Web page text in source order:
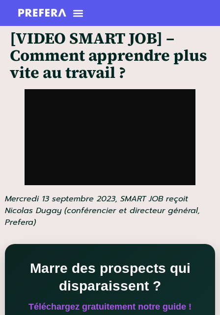
[VIDEO SMART JOB] –
Comment apprendre plus
vite au travail ?
Mercredi 13 septembre 2023, SMART JOB reçoit
Nicolas Dugay (conférencier et directeur général,
Prefera)
Marre des prospects qui
disparaissent ?
Téléchargez gratuitement notre guide !